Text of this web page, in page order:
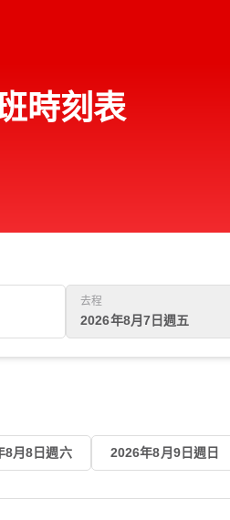
時刻表
去程
2026年8月7日週五
8月8日週六 2026年8月9日週日